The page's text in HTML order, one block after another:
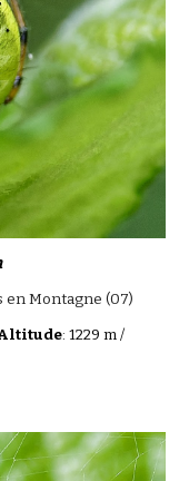
en Montagne (07)
: 1229 m /